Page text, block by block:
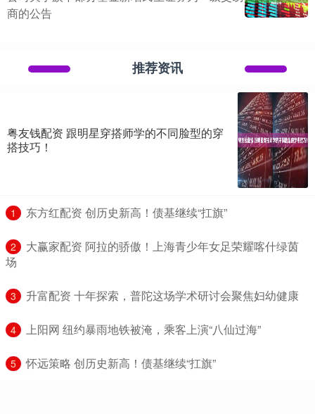
商的公告
推荐资讯
粤友钱配资 跟明星穿搭师学的不同脸型的穿
搭技巧！
1 ​东方红配资 创历史新高！债基继续“扛旗”
2
​大赢家配资 阿拉的骄傲！上海青少年女足荣耀喀什绿茵
场
3 ​升富配资 十年探索，普陀这场学术研讨会聚焦妇幼健康
4 ​上阳网 纽约暴雨地铁被淹，乘客上演“八仙过海”
5 ​怀远策略 创历史新高！债基继续“扛旗”